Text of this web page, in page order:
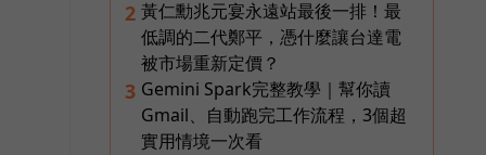
2 黃仁勳兆元宴永遠站最後一排！最
低調的二代鄭平，憑什麼讓台達電
被市場重新定價？
3 Gemini Spark完整教學｜幫你讀
Gmail、自動跑完工作流程，3個超
實用情境一次看